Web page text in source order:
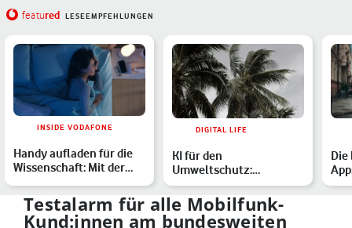
featured LESEEMPFEHLUNGEN
INSIDE VODAFONE
Handy aufladen für die
Wissenschaft: Mit der
DIGITAL LIFE
KI für den
Umweltschutz:
Algorithmus analysiert
Hurricane-Auswirk…
Die
Testalarm für alle Mobilfunk-
Kund:innen am bundesweiten